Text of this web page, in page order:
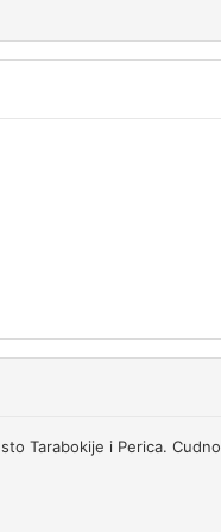
Tarabokije i Perica. Cudno